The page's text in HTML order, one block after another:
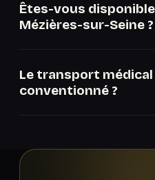
les estimations ci-
18 52 pour un tarif
Êtes-vous
Mézières-sur-Seine ?
Mézières-sur-Seine et
Le transport
conventionné ?
depuis Mézières-sur-